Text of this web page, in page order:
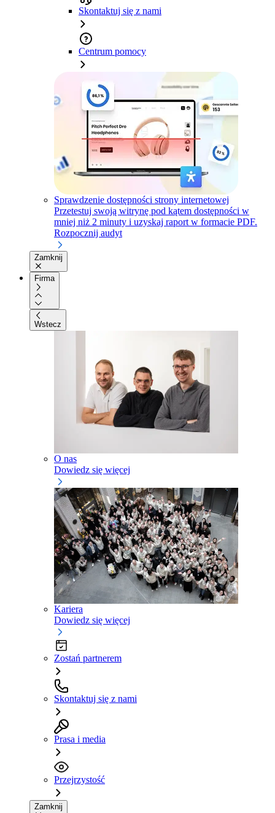
Skontaktuj się z nami
Centrum pomocy
Sprawdzenie dostępności strony internetowej
Przetestuj swoją witrynę pod kątem dostępności w
mniej niż 2 minuty i uzyskaj raport w formacie PDF.
Rozpocznij audyt
Zamknij
Firma
Wstecz
O nas
Dowiedz się więcej
Kariera
Dowiedz się więcej
Zostań partnerem
Skontaktuj się z nami
Prasa i media
Przejrzystość
Zamknij